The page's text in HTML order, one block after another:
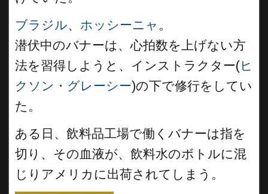
ブラジル、 ホッシーニャ 。
潜伏中のバナーは、心拍数を上げない方
法を習得しようと、インストラクター(ヒ
クソン・グレーシー)の下で修行をしてい
た。
ある日、飲料品工場で働くバナーは指を
切り、その血液が、飲料水のボトルに混
じりアメリカに出荷されてしまう。